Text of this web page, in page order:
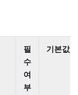
필
수
여
부
기본값